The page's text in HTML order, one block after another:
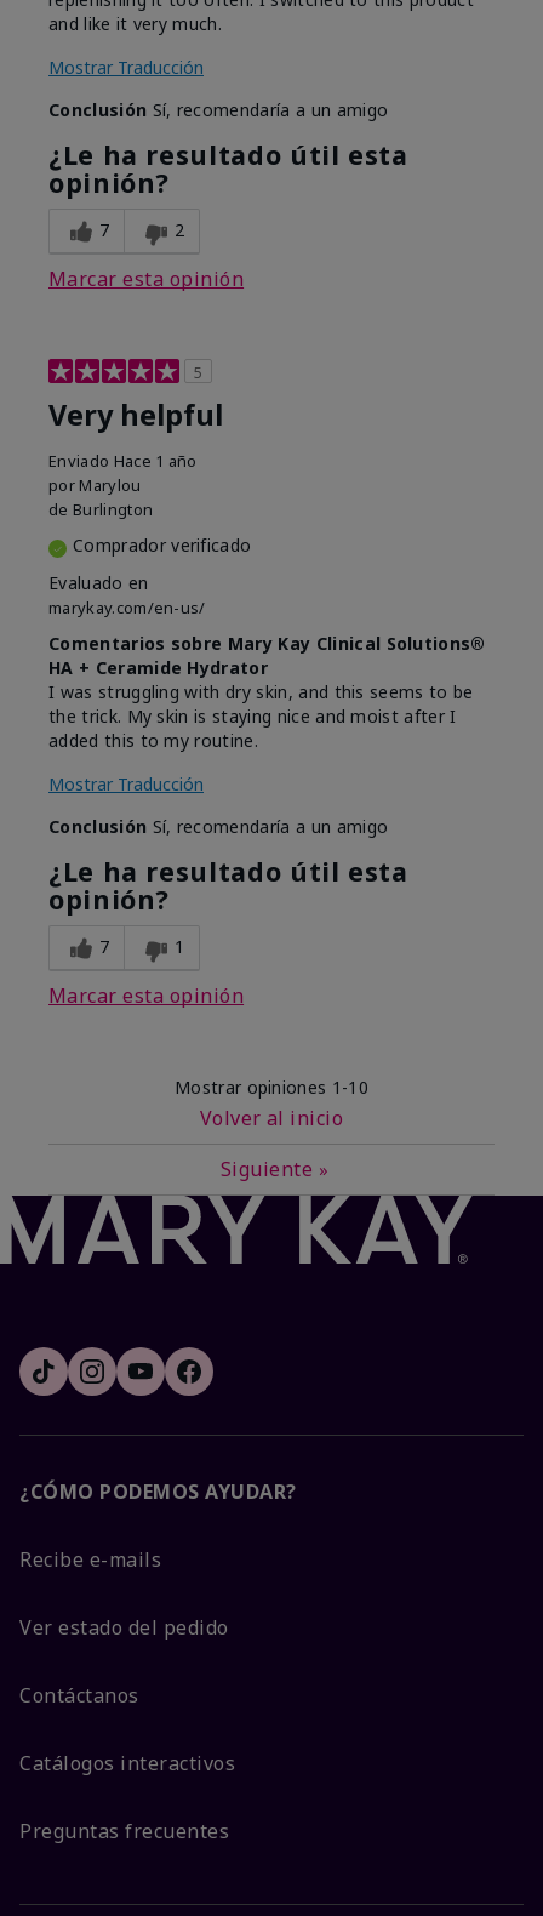
and like it very much.
Mostrar Traducción
Conclusión Sí, recomendaría a un amigo
¿Le ha resultado útil esta
opinión?
7 2
Marcar esta opinión
5
Very helpful
Enviado Hace 1 año
por Marylou
de Burlington
Comprador verificado
Evaluado en
marykay.com/en-us/
Comentarios sobre Mary Kay Clinical Solutions®
HA + Ceramide Hydrator
I was struggling with dry skin, and this seems to be
the trick. My skin is staying nice and moist after I
added this to my routine.
Mostrar Traducción
Conclusión Sí, recomendaría a un amigo
¿Le ha resultado útil esta
opinión?
7 1
Marcar esta opinión
Mostrar opiniones 1-10
Volver al inicio
Siguiente »
¿CÓMO PODEMOS AYUDAR?
Recibe e-mails
Ver estado del pedido
Contáctanos
Catálogos interactivos
Preguntas frecuentes